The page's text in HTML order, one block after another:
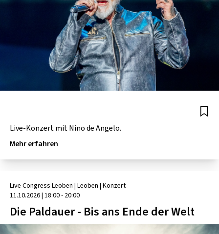
Live-Konzert mit Nino de Angelo.
Mehr erfahren
Live Congress Leoben | Leoben | Konzert
11.10.2026| 18:00 - 20:00
Die Paldauer - Bis ans Ende der Welt